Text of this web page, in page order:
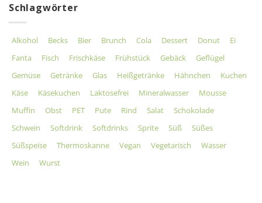
Schlagwörter
Alkohol Becks Bier Brunch Cola Dessert Donut
Ei
Fanta
Fisch Frischkäse Frühstück Gebäck
Geflügel
Gemüse
Getränke Glas Heißgetränke Hähnchen
Kuchen
Käse
Käsekuchen Laktosefrei Mineralwasser
Mousse
Muffin
Obst PET Pute Rind Salat
Schokolade
Schwein
Softdrink Softdrinks Sprite Süß
Süßes
Süßspeise
Thermoskanne Vegan Vegetarisch
Wasser
Wein
Wurst